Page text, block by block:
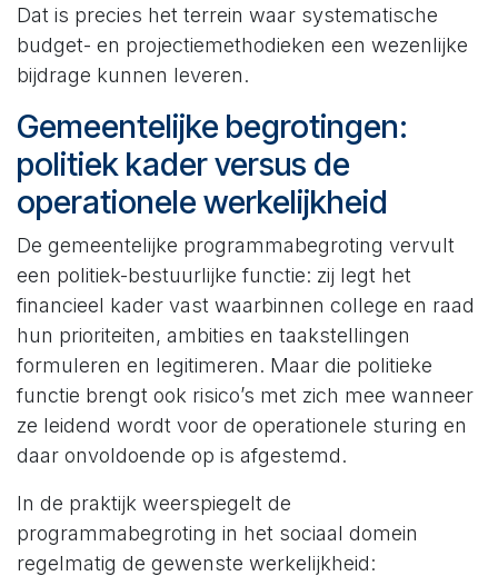
Dat is precies het terrein waar systematische
budget- en projectiemethodieken een wezenlijke
bijdrage kunnen leveren.
Gemeentelijke begrotingen:
politiek kader versus de
operationele werkelijkheid
De gemeentelijke programmabegroting vervult
een politiek-bestuurlijke functie: zij legt het
financieel kader vast waarbinnen college en raad
hun prioriteiten, ambities en taakstellingen
formuleren en legitimeren. Maar die politieke
functie brengt ook risico’s met zich mee wanneer
ze leidend wordt voor de operationele sturing en
daar onvoldoende op is afgestemd.
In de praktijk weerspiegelt de
programmabegroting in het sociaal domein
regelmatig de gewenste werkelijkheid: